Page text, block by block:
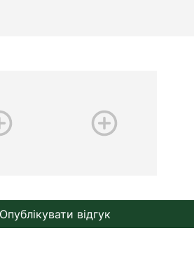
Опублікувати відгук